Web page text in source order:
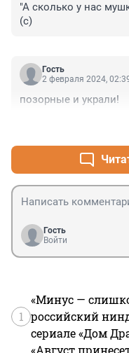
"А сколько у нас
(с)
Гость
2 февраля 2024,
позорные и украли!
Гость
Войти
1
«Минус —
российский
сериале «Дом
«Август